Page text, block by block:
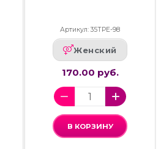
Артикул: 35ТРЕ-98
Женский
170.00 руб.
В КОРЗИНУ